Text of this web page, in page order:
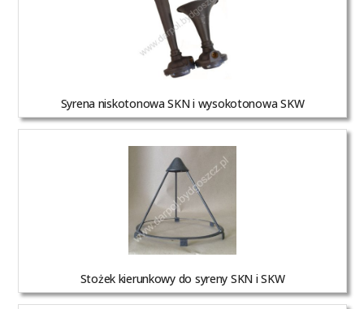
Syrena niskotonowa SKN i wysokotonowa SKW
Stożek kierunkowy do syreny SKN i SKW